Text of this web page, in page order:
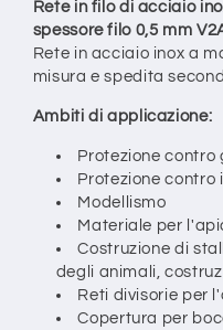
Rete in filo di acciaio
spessore filo 0,5 mm
Rete in acciaio inox a
misura e spedita
Ambiti di applicazione:
Protezione contro
Protezione contro
Modellismo
Materiale per
Costruzione di
degli animali,
Reti divisorie per
Copertura per